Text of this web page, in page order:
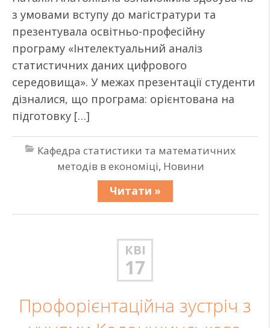
з умовами вступу до магістратури та
презентувала освітньо-професійну
програму «Інтелектуальний аналіз
статистичних даних цифрового
середовища». У межах презентації студенти
дізналися, що програма: орієнтована на
підготовку […]
Кафедра статистики та математичних
методів в економіці, Новини
Читати »
КВІ
17
Профорієнтаційна зустріч з